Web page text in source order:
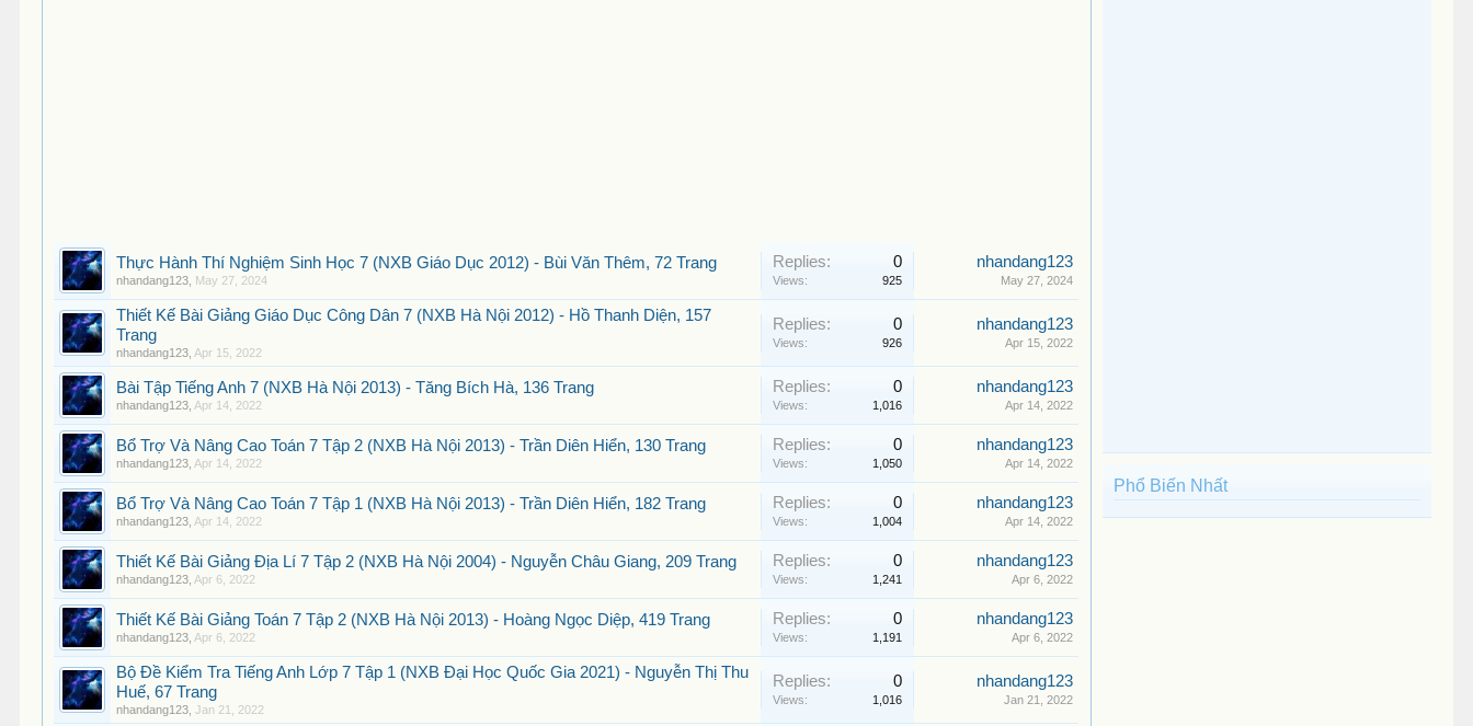
Thực Hành Thí Nghiệm Sinh Học 7 (NXB Giáo Dục 2012) - Bùi Văn Thêm, 72 Trang
nhandang123 May 27, 2024
Replies: 0
Views: 925
nhandang123
May 27, 2024
Thiết Kế Bài Giảng Giáo Dục Công Dân 7 (NXB Hà Nội 2012) - Hồ Thanh Diện, 157
Trang
nhandang123 Apr 15, 2022
Replies: 0
Views: 926
nhandang123
Apr 15, 2022
Bài Tập Tiếng Anh 7 (NXB Hà Nội 2013) - Tăng Bích Hà, 136 Trang
nhandang123 Apr 14, 2022
Replies: 0
Views: 1,016
nhandang123
Apr 14, 2022
Bổ Trợ Và Nâng Cao Toán 7 Tập 2 (NXB Hà Nội 2013) - Trần Diên Hiển, 130 Trang
nhandang123 Apr 14, 2022
Replies: 0
Views: 1,050
nhandang123
Apr 14, 2022
Bổ Trợ Và Nâng Cao Toán 7 Tập 1 (NXB Hà Nội 2013) - Trần Diên Hiển, 182 Trang
nhandang123 Apr 14, 2022
Replies: 0
Views: 1,004
nhandang123
Apr 14, 2022
Thiết Kế Bài Giảng Địa Lí 7 Tập 2 (NXB Hà Nội 2004) - Nguyễn Châu Giang, 209 Trang
nhandang123 Apr 6, 2022
Replies: 0
Views: 1,241
nhandang123
Apr 6, 2022
Thiết Kế Bài Giảng Toán 7 Tập 2 (NXB Hà Nội 2013) - Hoàng Ngọc Diệp, 419 Trang
nhandang123 Apr 6, 2022
Replies: 0
Views: 1,191
nhandang123
Apr 6, 2022
Bộ Đề Kiểm Tra Tiếng Anh Lớp 7 Tập 1 (NXB Đại Học Quốc Gia 2021) - Nguyễn Thị Thu
Huế, 67 Trang
nhandang123 ,Jan 21, 2022
Replies: 0
Views: 1,016
nhandang123
Jan 21, 2022
Phổ Biến Nhất